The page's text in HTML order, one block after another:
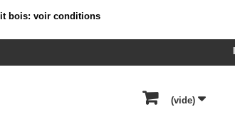
bois: voir conditions
(vide)